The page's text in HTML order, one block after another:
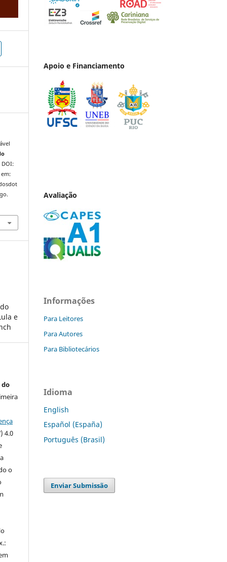
DOI:
em:
e
do
4.0
o
Apoio e Financiamento
Avaliação
Informações
Para Leitores
Para Autores
Para Bibliotecários
Idioma
English
Español (España)
Português (Brasil)
Enviar Submissão